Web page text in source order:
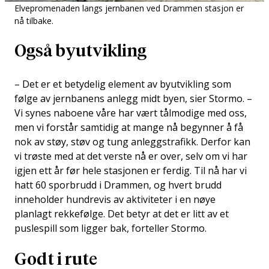
Elvepromenaden langs jernbanen ved Drammen stasjon er
nå tilbake.
Også byutvikling
– Det er et betydelig element av byutvikling som
følge av jernbanens anlegg midt byen, sier Stormo. –
Vi synes naboene våre har vært tålmodige med oss,
men vi forstår samtidig at mange nå begynner å få
nok av støy, støv og tung anleggstrafikk. Derfor kan
vi trøste med at det verste nå er over, selv om vi har
igjen ett år før hele stasjonen er ferdig. Til nå har vi
hatt 60 sporbrudd i Drammen, og hvert brudd
inneholder hundrevis av aktiviteter i en nøye
planlagt rekkefølge. Det betyr at det er litt av et
puslespill som ligger bak, forteller Stormo.
Godt i rute